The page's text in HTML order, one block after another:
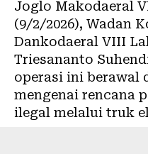
Joglo Makodaeral
(9/2/2026), Wadan
Dankodaeral VIII
Triesananto
operasi ini berawal
mengenai rencana
ilegal melalui truk